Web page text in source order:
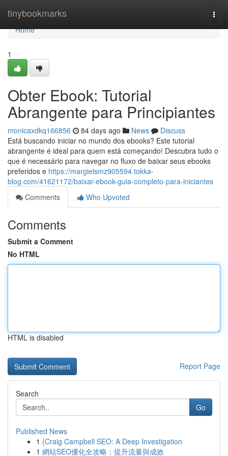
tinybookmarks
Home
Home
1
Obter Ebook: Tutorial
Abrangente para Principiantes
monicaxdkq166856 84 days ago News
Discuss
Está buscando iniciar no mundo dos ebooks? Este tutorial
abrangente é ideal para quem está começando! Descubra tudo o
que é necessário para navegar no fluxo de baixar seus ebooks
preferidos e https://margielsmz905594.tokka-
blog.com/41621172/baixar-ebook-guia-completo-para-iniciantes
Comments
Who Upvoted
Comments
Submit a Comment
No HTML
HTML is disabled
Report Page
Search
Go
Published News
1 {Craig Campbell SEO: A Deep Investigation
1 網站SEO優化全攻略：提升流量與成效